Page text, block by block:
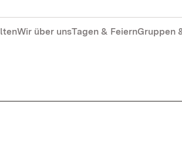
Wir über unsTagen & FeiernGruppen